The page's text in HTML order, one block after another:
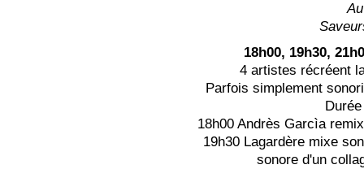
18h00, 19h30,
4 artistes récréent
Parfois simplement
18h00 Andrès Garcìa
19h30 Lagardère mixe
sonore d'un